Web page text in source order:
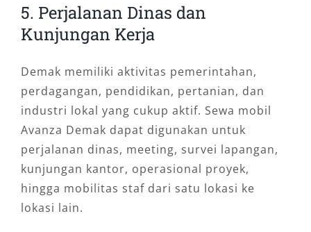
5. Perjalanan Dinas dan
Kunjungan Kerja
Demak memiliki aktivitas pemerintahan,
perdagangan, pendidikan, pertanian, dan
industri lokal yang cukup aktif. Sewa mobil
Avanza Demak dapat digunakan untuk
perjalanan dinas, meeting, survei lapangan,
kunjungan kantor, operasional proyek,
hingga mobilitas staf dari satu lokasi ke
lokasi lain.